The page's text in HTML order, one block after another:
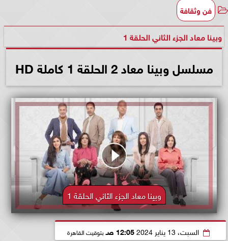
فن وثقافة
وبينا معاد الجزء الثاني الحلقة 1
مسلسل وبينا معاد 2 الحلقة 1 كاملة HD
وبينا معاد الجزء الثاني الحلقة 1
السبت، 13 يناير 2024 12:05 صـ بتوقيت القاهرة